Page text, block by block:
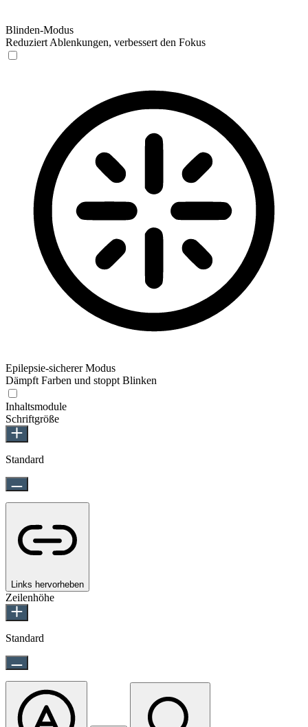
Blinden-Modus
Reduziert Ablenkungen, verbessert den Fokus
Epilepsie-sicherer Modus
Dämpft Farben und stoppt Blinken
Inhaltsmodule
Schriftgröße
Standard
Links hervorheben
Zeilenhöhe
Standard